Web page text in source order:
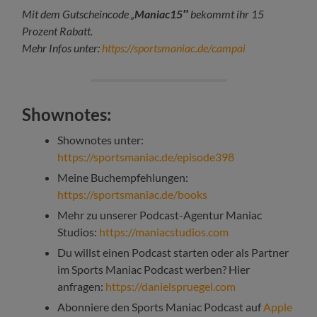
Mit dem Gutscheincode „Maniac15″ bekommt ihr 15
Prozent Rabatt.
Mehr Infos unter: https://sportsmaniac.de/campai
Shownotes:
Shownotes unter:
https://sportsmaniac.de/episode398
Meine Buchempfehlungen:
https://sportsmaniac.de/books
Mehr zu unserer Podcast-Agentur Maniac
Studios: https://maniacstudios.com
Du willst einen Podcast starten oder als Partner
im Sports Maniac Podcast werben? Hier
anfragen: https://danielspruegel.com
Abonniere den Sports Maniac Podcast aufApple